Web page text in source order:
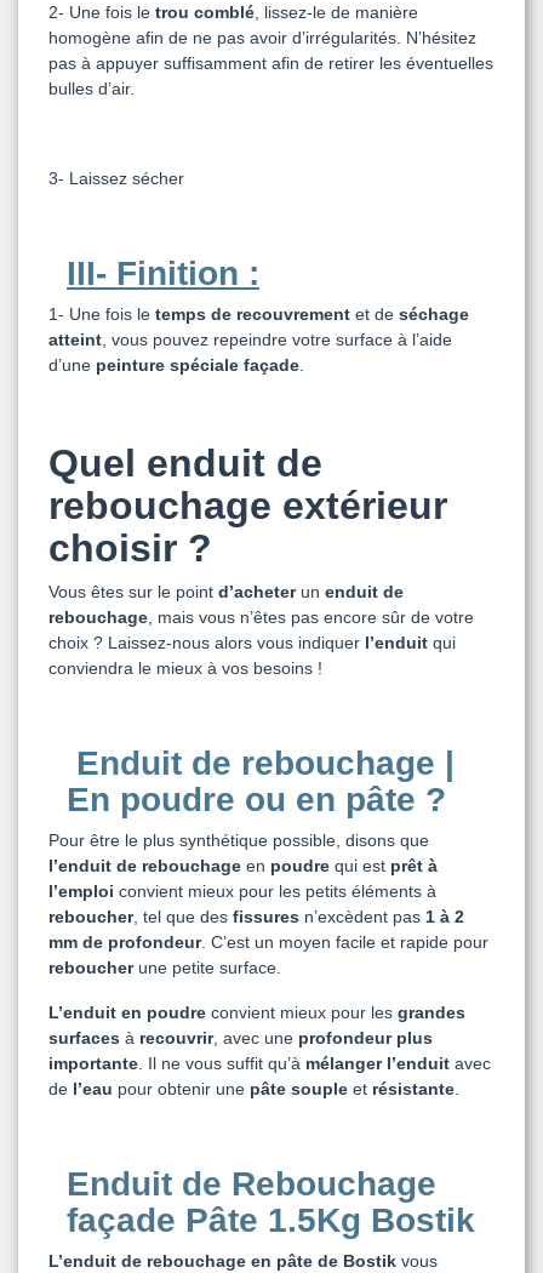
2- Une fois le trou comblé , lissez-le de manière
homogène afin de ne pas avoir d’irrégularités. N’hésitez
pas à appuyer suffisamment afin de retirer les éventuelles
bulles d’air.
3- Laissez sécher
III- Finition :
1- Une fois le temps de recouvrement et de séchage
atteint , vous pouvez repeindre votre surface à l’aide
d’une peinture spéciale façade
Quel enduit de
rebouchage extérieur
choisir ?
Vous êtes sur le point d’acheterun enduit de
rebouchage , mais vous n’êtes pas encore sûr de votre
choix ? Laissez-nous alors vous indiquer l’enduit qui
conviendra le mieux à vos besoins !
Enduit de rebouchage |
En poudre ou en pâte ?
Pour être le plus synthétique possible, disons que
l’enduit de rebouchage en poudre qui est prêt à
l’emploi convient mieux pour les petits éléments à
reboucher, tel que des fissures n’excèdent pas 1 à 2
mm de profondeur. C’est un moyen facile et rapide pour
reboucherune petite surface.
L’enduit en poudre convient mieux pour les grandes
surfaces à recouvrir, avec une profondeur plus
importante . Il ne vous suffit qu’à mélanger l’enduit avec
de l’eau pour obtenir une pâte souple et résistante
Enduit de Rebouchage
façade Pâte 1.5Kg Bostik
L’enduit de rebouchage en pâte de Bostik vous